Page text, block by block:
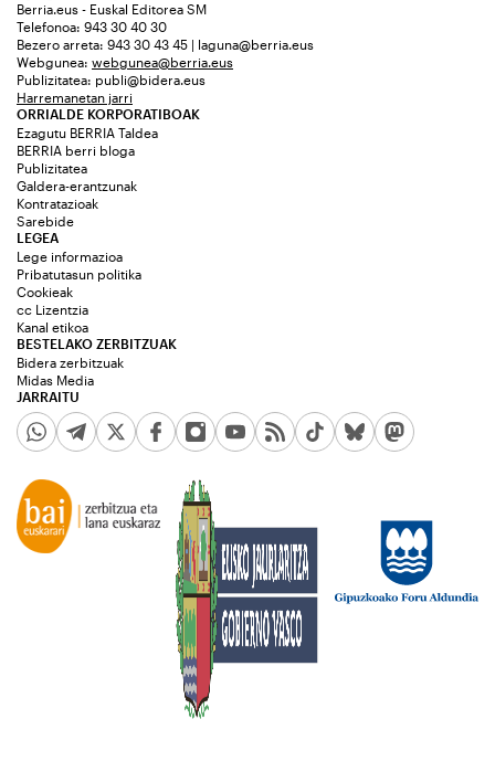
Berria.eus - Euskal Editorea SM
Telefonoa: 943 30 40 30
Bezero arreta: 943 30 43 45 | laguna@berria.eus
Webgunea: webgunea@berria.eus
Publizitatea: publi@bidera.eus
Harremanetan jarri
ORRIALDE KORPORATIBOAK
Ezagutu BERRIA Taldea
BERRIA berri bloga
Publizitatea
Galdera-erantzunak
Kontratazioak
Sarebide
JARRAITU
LEGEA
Lege informazioa
Pribatutasun politika
Cookieak
cc Lizentzia
Kanal etikoa
BESTELAKO ZERBITZUAK
Bidera zerbitzuak
Midas Media